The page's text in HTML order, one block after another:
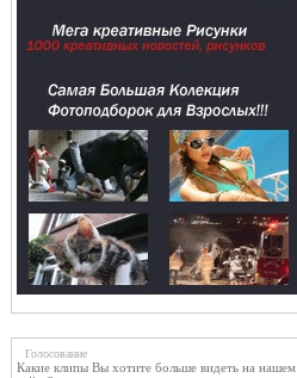
Голосование
Какие клипы Вы хотите больше видеть на нашем